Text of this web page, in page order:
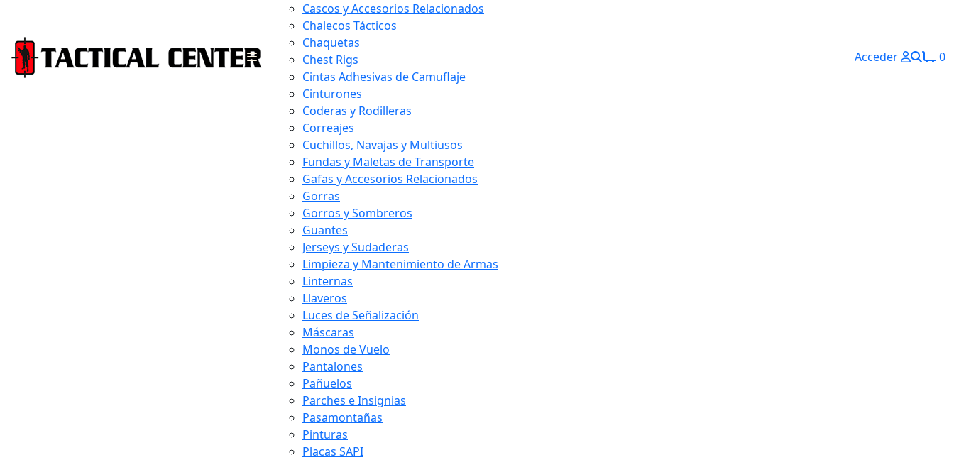
Cascos y Accesorios Relacionados
Chalecos Tácticos
Chaquetas
Chest Rigs
Cintas Adhesivas de Camuflaje
Cinturones
Coderas y Rodilleras
Correajes
Cuchillos, Navajas y Multiusos
Fundas y Maletas de Transporte
Gafas y Accesorios Relacionados
Gorras
Gorros y Sombreros
Guantes
Jerseys y Sudaderas
Limpieza y Mantenimiento de Armas
Linternas
Llaveros
Luces de Señalización
Máscaras
Monos de Vuelo
Pantalones
Pañuelos
Parches e Insignias
Pasamontañas
Pinturas
Placas SAPI
Acceder 0